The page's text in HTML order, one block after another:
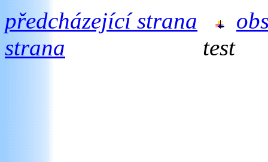
předcházející strana
strana test